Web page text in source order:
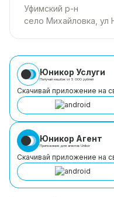
Уфимский р-н
село Михайловка, ул
Юникор Услуги
Получай кешбэк от 5 000 рублей
Скачивай приложение на
Юникор Агент
Приложение для агентов Unikor
Скачивай приложение на